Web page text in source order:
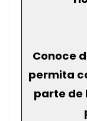
Conoce
permita
parte de